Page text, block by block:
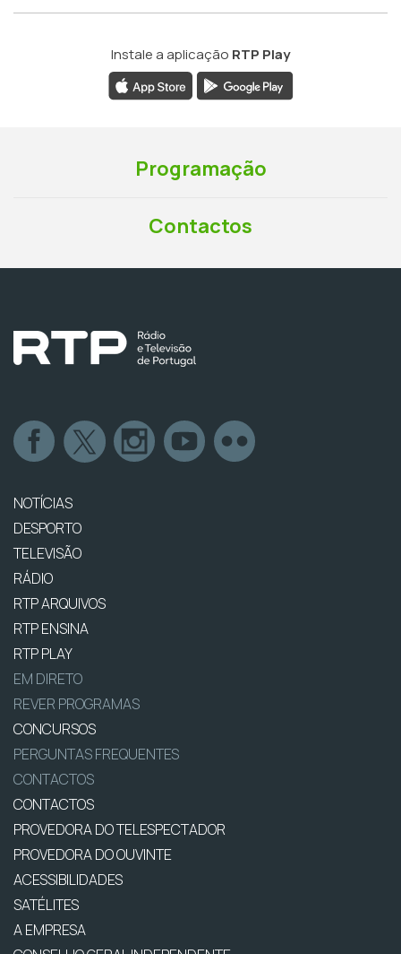
Instale a aplicação RTP Play
Programação
Contactos
NOTÍCIAS
DESPORTO
TELEVISÃO
RÁDIO
RTP ARQUIVOS
RTP ENSINA
RTP PLAY
EM DIRETO
REVER PROGRAMAS
CONCURSOS
PERGUNTAS FREQUENTES
CONTACTOS
CONTACTOS
PROVEDORA DO TELESPECTADOR
PROVEDORA DO OUVINTE
ACESSIBILIDADES
SATÉLITES
A EMPRESA